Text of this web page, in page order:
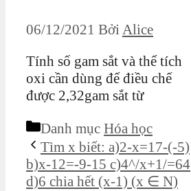
06/12/2021 BởiAlice
Tính số gam sắt và thể tích
oxi cần dùng để điều chế
được 2,32gam sắt từ
Danh mục Hóa học
Tìm x biết: a)2-x=17-(-5)
b)x-12=-9-15 c)4^/x+1/=64
d)6 chia hết (x-1) (x ∈ N)